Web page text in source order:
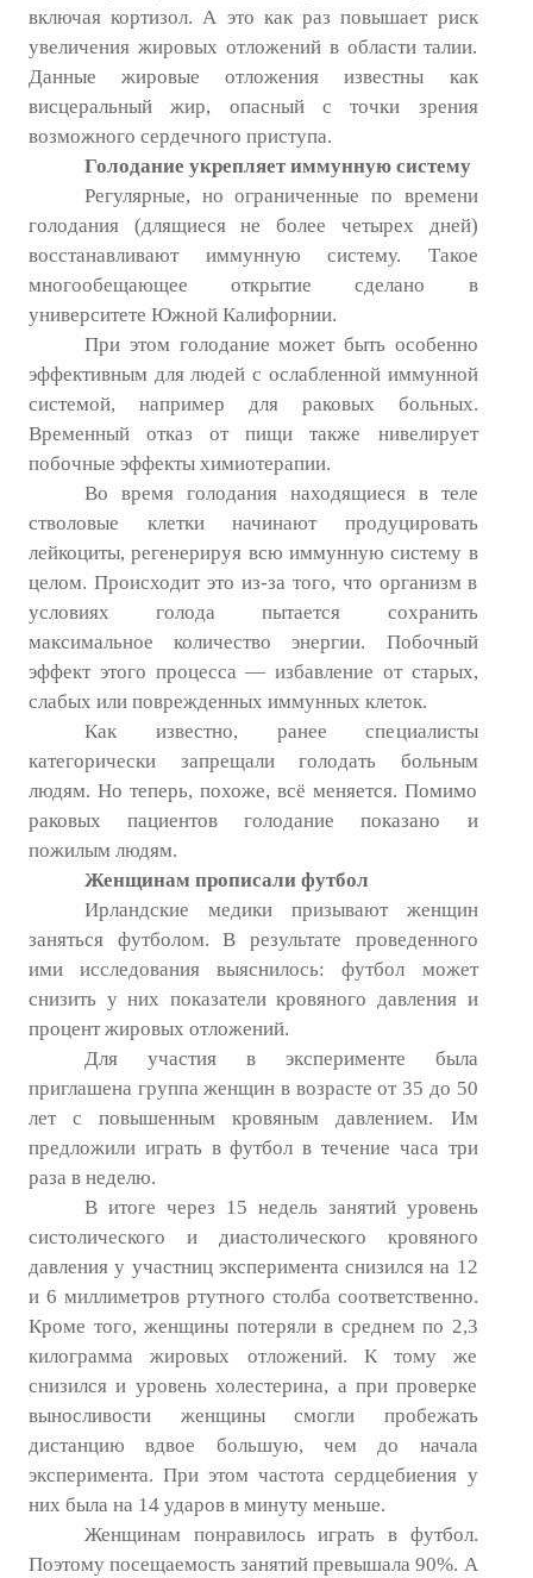
ПОДПИСКА
Наложенный платеж
Подписка онлайн на печатную версию
ТАКОВА СПОРТИВНАЯ ЖИЗНЬ
КОНТАКТЫ
ТЕКУЩИЙ №
включая кортизол. А это как раз повышает риск
увеличения жировых отложений в области талии.
Данные жировые отложения известны как
висцеральный жир, опасный с точки зрения
возможного сердечного приступа.
Голодание укрепляет иммунную систему
Регулярные, но ограниченные по времени
голодания (длящиеся не более четырех дней)
восстанавливают иммунную систему. Такое
многообещающее открытие сделано в
университете Южной Калифорнии.
При этом голодание может быть особенно
эффективным для людей с ослабленной иммунной
системой, например для раковых больных.
Временный отказ от пищи также нивелирует
побочные эффекты химиотерапии.
Во время голодания находящиеся в теле
стволовые клетки начинают продуцировать
лейкоциты, регенерируя всю иммунную систему в
целом. Происходит это из-за того, что организм в
условиях голода пытается сохранить
максимальное количество энергии. Побочный
эффект этого процесса — избавление от старых,
слабых или поврежденных иммунных клеток.
Как известно, ранее специалисты
категорически запрещали голодать больным
людям. Но теперь, похоже, всё меняется. Помимо
раковых пациентов голодание показано и
пожилым людям.
Женщинам прописали футбол
Ирландские медики призывают женщин
заняться футболом. В результате проведенного
ими исследования выяснилось: футбол может
снизить у них показатели кровяного давления и
процент жировых отложений.
Для участия в эксперименте была
приглашена группа женщин в возрасте от 35 до 50
лет с повышенным кровяным давлением. Им
предложили играть в футбол в течение часа три
раза в неделю.
В итоге через 15 недель занятий уровень
систолического и диастолического кровяного
давления у участниц эксперимента снизился на 12
и 6 миллиметров ртутного столба соответственно.
Кроме того, женщины потеряли в среднем по 2,3
килограмма жировых отложений. К тому же
снизился и уровень холестерина, а при проверке
выносливости женщины смогли пробежать
дистанцию вдвое большую, чем до начала
эксперимента. При этом частота сердцебиения у
них была на 14 ударов в минуту меньше.
Женщинам понравилось играть в футбол.
Поэтому посещаемость занятий превышала 90%. А